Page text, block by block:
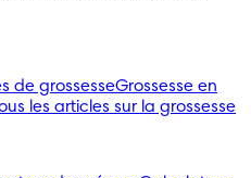
de grossesseGrossesse en
les articles sur la grossesse